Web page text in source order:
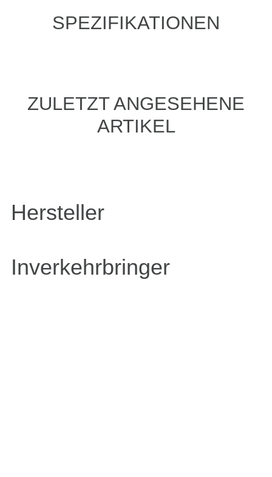
SPEZIFIKATIONEN
ZULETZT ANGESEHENE
ARTIKEL
Hersteller
Inverkehrbringer